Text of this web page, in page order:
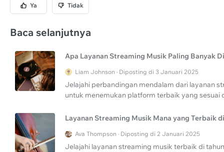
Ya Tidak
Baca selanjutnya
Apa Layanan Streaming Musik Paling Banyak
Liam Johnson · Diposting di 3 Januari 2025
Jelajahi perbandingan mendalam dari layanan
untuk menemukan platform terbaik yang
Layanan Streaming Musik Mana yang Terbaik
Ava Thompson · Diposting di 2 Januari 2025
Jelajahi layanan streaming musik terbaik di